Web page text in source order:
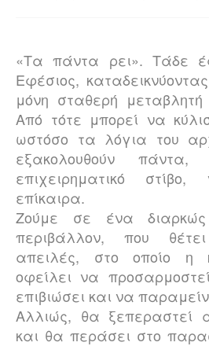
«Τα πάντα ρει». Τάδε
Εφέσιος,
μόνη σταθερή
Από τότε μπορεί να
ωστόσο τα λόγια του
εξακολουθούν πάντα,
επιχειρηματικό
επίκαιρα.
Ζούμε σε ένα διαρκώς
περιβάλλον, που
απειλές, στο οποίο η
οφείλει να
επιβιώσει και να
Αλλιώς, θα ξεπεραστεί
και θα περάσει στο